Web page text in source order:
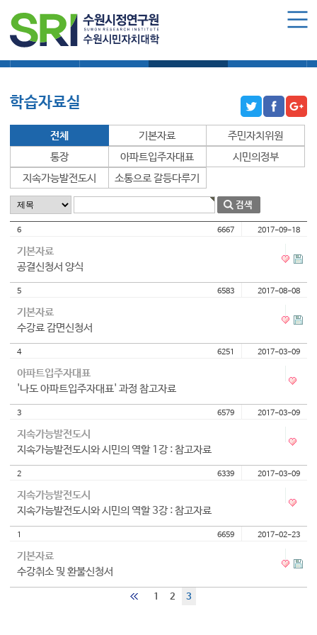
함께 걸어온 길
함께하는 곳
수강신청
학습과정 소개
기자단소식
희망강좌신청
1:1온라인상담
자치동아리
마이페이지
학습자료실
전체 기본자료
주민자치위원
통장
아파트입주자대표
시민의정부
지속가능발전도시
소통으로 갈등다루기
6
기본자료
공결신청서 양식
2017-09-18
6667
5
기본자료
수강료 감면신청서
2017-08-08
6583
4
아파트입주자대표
'나도 아파트입주자대표' 과정 참고자료
2017-03-09
6251
3
지속가능발전도시
지속가능발전도시와 시민의 역할 1강 : 참고자료
2017-03-09
6579
2
지속가능발전도시
지속가능발전도시와 시민의 역할 3강 : 참고자료
2017-03-09
6339
1
기본자료
수강취소 및 환불신청서
2017-02-23
6659
1 2 3